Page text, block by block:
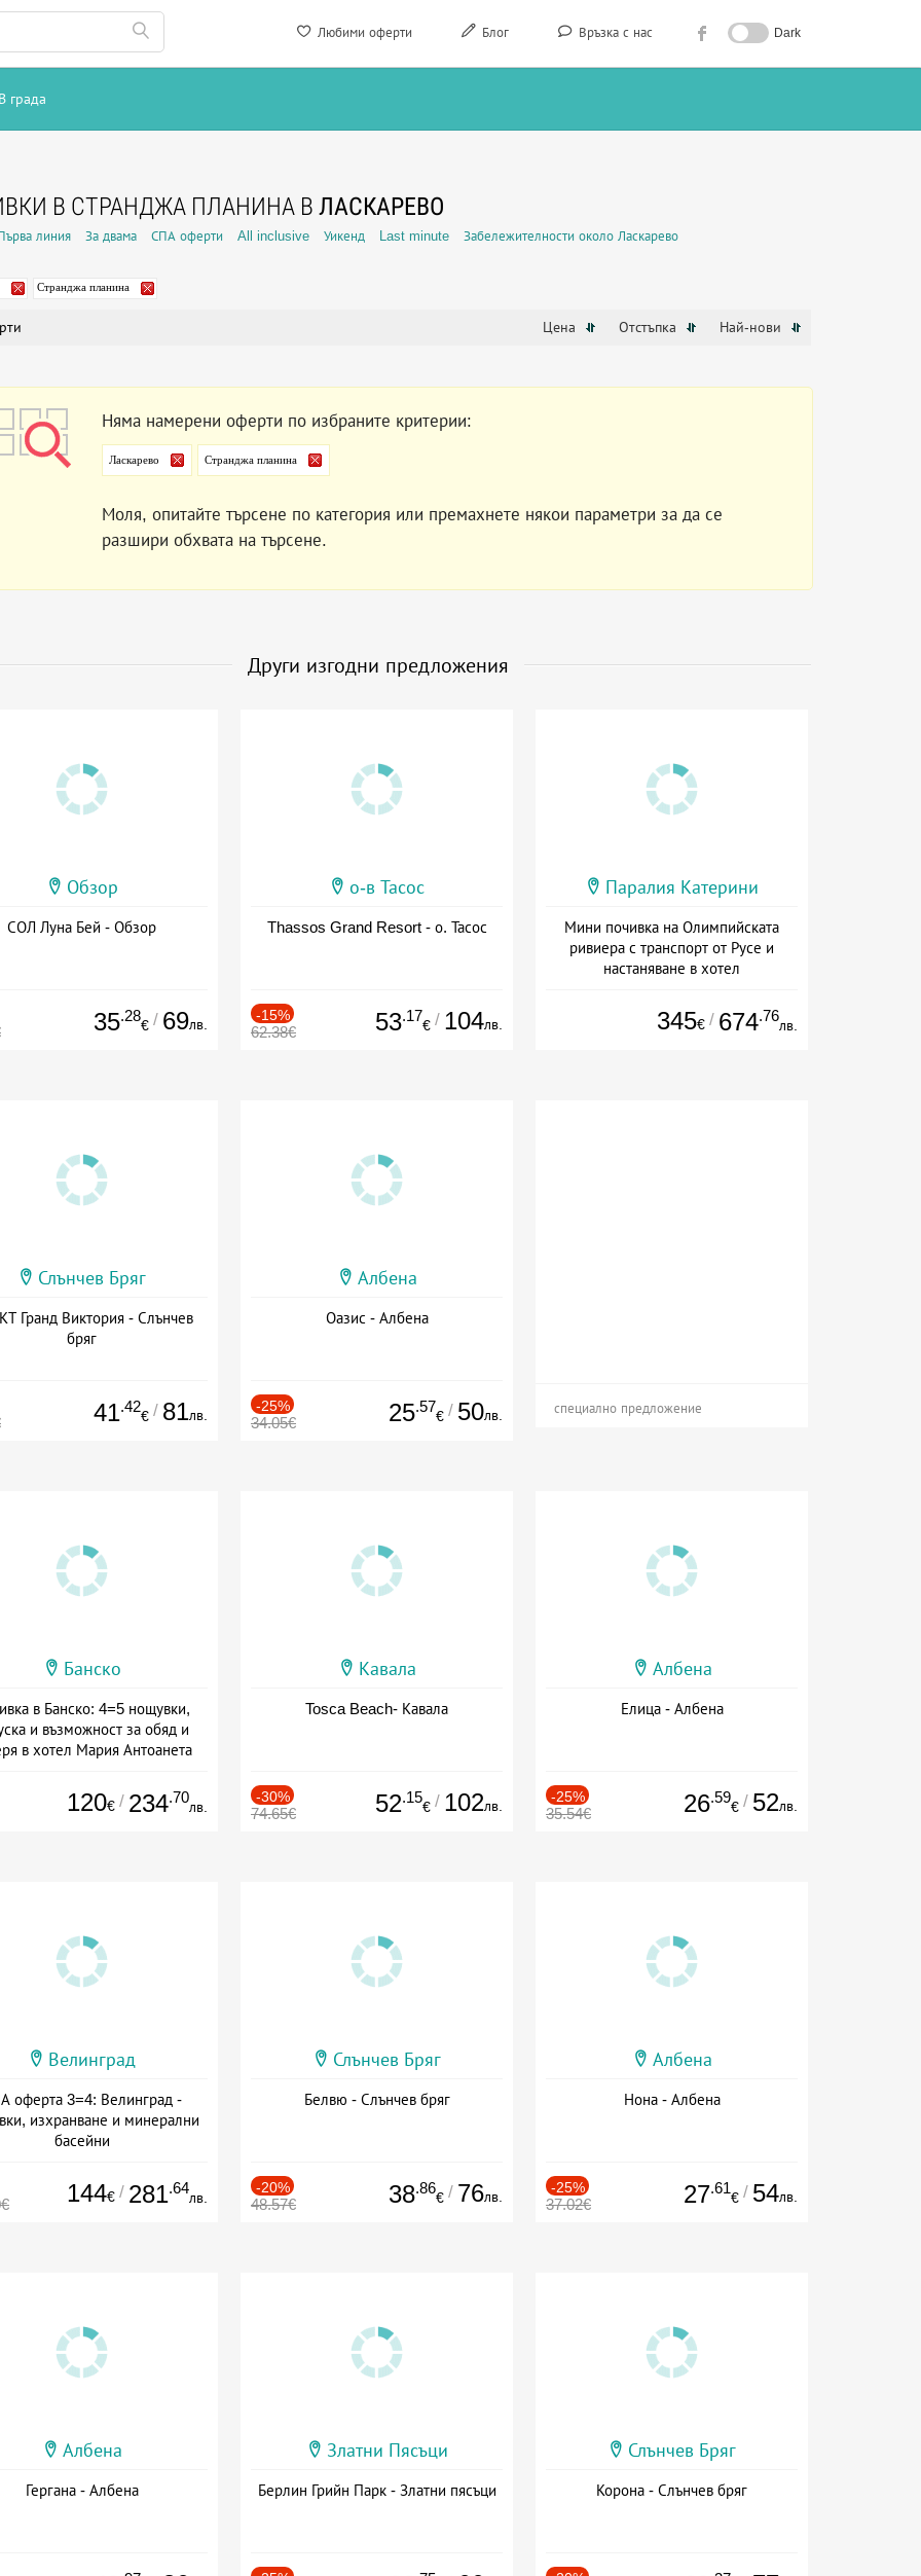
Любими оферти Блог Връзка с нас Dark
В града
В СТРАНДЖА ПЛАНИНА В ЛАСКАРЕВО
линия За двама СПА оферти All inclusive Уикенд Last minute Забележителности около Ласкарево
Странджа планина
Цена Отстъпка Най-нови
Няма намерени оферти по избраните критерии:
Ласкарево Странджа планина
Моля, опитайте търсене по категория или премахнете някои параметри за да се
разшири обхвата на търсене.
Други изгодни предложения
Обзор
СОЛ Луна Бей - Обзор
35.28
€ / 69лв.
о-в Тасос
Thassos Grand Resort - о. Тасос
-15%
62.38€ 53.17
€ / 104лв.
Паралия Катерини
Мини почивка на Олимпийската
ривиера с транспорт от Русе и
настаняване в хотел
345€ / 674.76
лв.
Слънчев Бряг
Гранд Виктория - Слънчев
бряг
41.42
€ / 81лв.
Албена
Оазис - Албена
-25%
34.05€ 25.57
€ / 50лв. специално предложение
Банско
в Банско: 4=5 нощувки,
и възможност за обяд и
в хотел Мария Антоанета
120€ / 234.70
лв.
Кавала
Tosca Beach- Кавала
-30%
74.65€ 52.15
€ / 102лв.
Албена
Елица - Албена
-25%
35.54€ 26.59
€ / 52лв.
Велинград
оферта 3=4: Велинград -
изхранване и минерални
басейни
144€ / 281.64
лв.
Слънчев Бряг
Белвю - Слънчев бряг
-20%
48.57€ 38.86
€ / 76лв.
Албена
Нона - Албена
-25%
37.02€ 27.61
€ / 54лв.
Албена
Гергана - Албена
Златни Пясъци
Берлин Грийн Парк - Златни пясъци
Слънчев Бряг
Корона - Слънчев бряг